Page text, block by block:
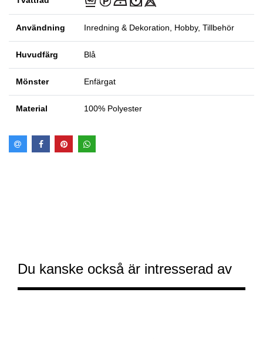
Användning Inredning & Dekoration, Hobby, Tillbehör
Huvudfärg Blå
Mönster Enfärgat
Material 100% Polyester
Du kanske också är intresserad av